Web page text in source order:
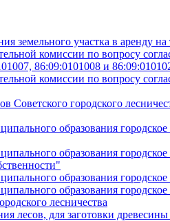
земельного участка в аренду на
комиссии по вопросу
86:09:0101008 и
комиссии по вопросу
Советского городского
образования
образования
образования
образования
лесничества
лесов, для заготовки